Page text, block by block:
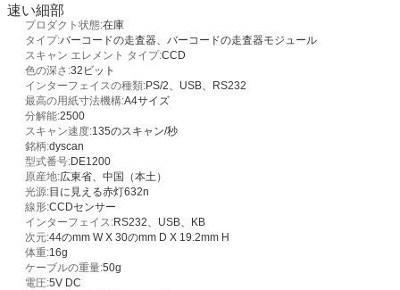
速い細部
プロダクト状態:在庫
タイプ:バーコードの走査器、バーコードの走査器モジュール
スキャン エレメント タイプ:CCD
色の深さ:32ビット
インターフェイスの種類:PS/2、USB、RS232
最高の用紙寸法機構:A4サイズ
分解能:2500
スキャン速度:135のスキャン/秒
銘柄:dyscan
型式番号:DE1200
原産地:広東省、中国（本土）
光源:目に見える赤灯632n
線形:CCDセンサー
インターフェイス:RS232、USB、KB
次元:44のmm W X 30のmm D X 19.2mm H
体重:16g
ケーブルの重量:50g
電圧:5V DC